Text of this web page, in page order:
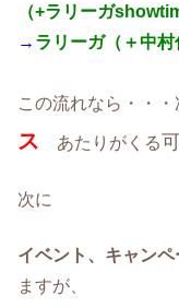
（+ラリーガ
→ ラリーガ（＋中村
この流れなら・・・
ス あたりがくる
次に
イベント、キャンペ
ますが、